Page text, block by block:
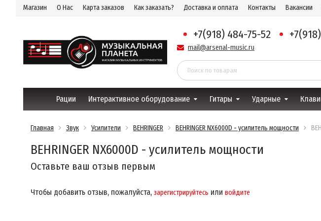
Магазин О Нас Карта заказов Как заказать? Доставка и оплата Контакты Вакансии
+7(918) 484-75-52
mail@arsenal-music.ru
Рации Интерактивное оборудование Гитары Ударные
Главная Звук Усилители BEHRINGER BEHRINGER NX6000D - усилитель мощности
BEHRINGER NX6000D - усилитель мощности
Оставьте ваш отзыв первым
Чтобы добавить отзыв, пожалуйста, зарегистрируйтесь или войдите